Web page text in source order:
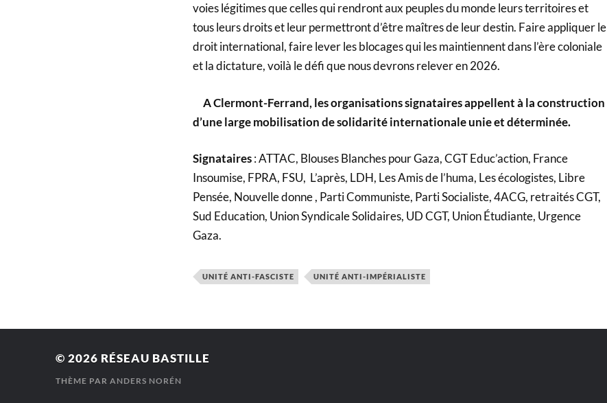
voies légitimes que celles qui rendront aux peuples du monde leurs territoires et
tous leurs droits et leur permettront d’être maîtres de leur destin. Faire appliquer le
droit international, faire lever les blocages qui les maintiennent dans l’ère coloniale
et la dictature, voilà le défi que nous devrons relever en 2026.
A Clermont-Ferrand, les organisations signataires appellent à la construction
d’une large mobilisation de solidarité internationale unie et déterminée.
Signataires: ATTAC, Blouses Blanches pour Gaza, CGT Educ’action, France
Insoumise, FPRA, FSU, L’après, LDH, Les Amis de l’huma, Les écologistes, Libre
Pensée, Nouvelle donne , Parti Communiste, Parti Socialiste, 4ACG, retraités CGT,
Sud Education, Union Syndicale Solidaires, UD CGT, Union Étudiante, Urgence
Gaza.
UNITÉ ANTI-FASCISTE UNITÉ ANTI-IMPÉRIALISTE
© 2026 RÉSEAU BASTILLE
THÈME PAR ANDERS NORÉN